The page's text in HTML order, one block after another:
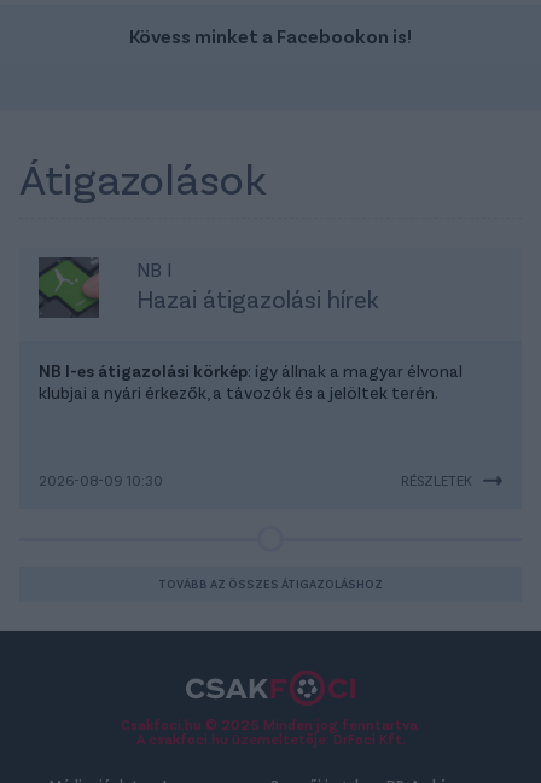
Kövess minket a Facebookon is!
Átigazolások
NB I
Hazai átigazolási hírek
NB I-es átigazolási körkép: így állnak a magyar élvonal
klubjai a nyári érkezők, a távozók és a jelöltek terén.
2026-08-09 10:30 RÉSZLETEK
TOVÁBB AZ ÖSSZES ÁTIGAZOLÁSHOZ
Csakfoci.hu © 2026 Minden jog fenntartva.
A csakfoci.hu üzemeltetője: DrFoci Kft.